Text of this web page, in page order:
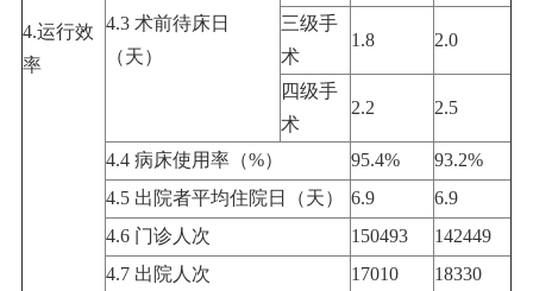
4.运行效
率
4.3 术前待床日
（天）
三级手
术
1.8 2.0
四级手
术
2.2 2.5
4.4 病床使用率（%） 95.4%
93.2%
4.5 出院者平均住院日（天）
6.9
6.9
4.6 门诊人次
150493
142449
4.7 出院人次
17010
18330